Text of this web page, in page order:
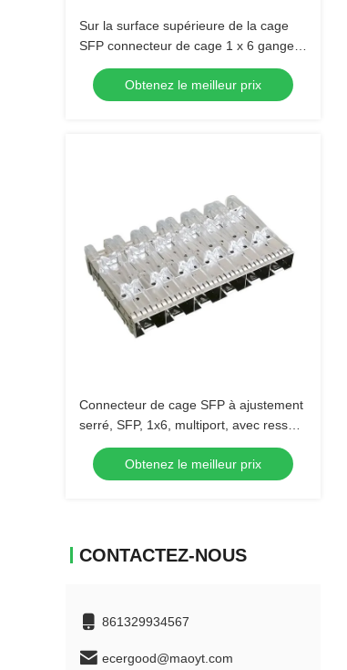
Sur la surface supérieure de la cage
SFP connecteur de cage 1 x 6 ganged
avec tuyaux de lumière dissipateur de
chaleur
Obtenez le meilleur prix
Connecteur de cage SFP à ajustement
serré, SFP, 1x6, multiport, avec ressort
de contact EMI
Obtenez le meilleur prix
CONTACTEZ-NOUS
861329934567
ecergood@maoyt.com